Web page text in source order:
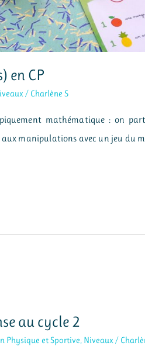
en CP
/ Charlène S
mathématique : on
manipulations avec un jeu du
au cycle 2
Physique et Sportive, Niveaux/